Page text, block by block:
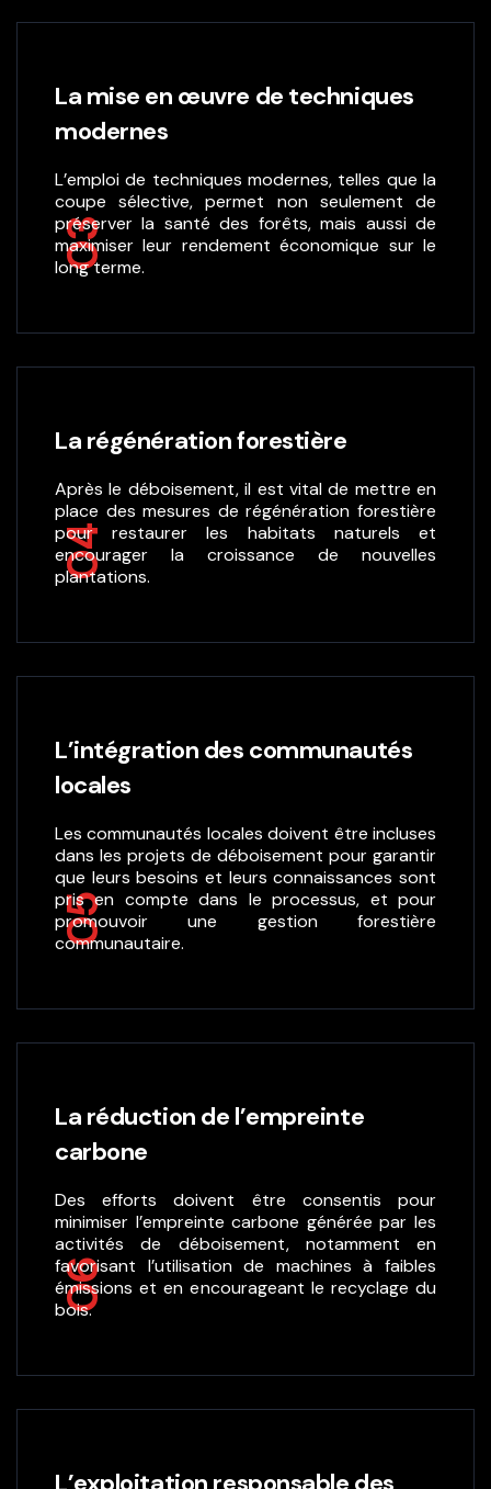
03
La mise en œuvre de techniques
modernes
L’emploi de techniques modernes, telles que la
coupe sélective, permet non seulement de
préserver la santé des forêts, mais aussi de
maximiser leur rendement économique sur le
long terme.
04
La régénération forestière
Après le déboisement, il est vital de mettre en
place des mesures de régénération forestière
pour restaurer les habitats naturels et
encourager la croissance de nouvelles
plantations.
05
L’intégration des communautés
locales
Les communautés locales doivent être incluses
dans les projets de déboisement pour garantir
que leurs besoins et leurs connaissances sont
pris en compte dans le processus, et pour
promouvoir une gestion forestière
communautaire.
06
La réduction de l’empreinte
carbone
Des efforts doivent être consentis pour
minimiser l’empreinte carbone générée par les
activités de déboisement, notamment en
favorisant l’utilisation de machines à faibles
émissions et en encourageant le recyclage du
bois.